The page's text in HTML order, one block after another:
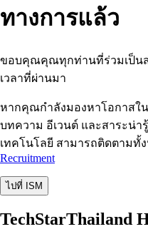
ทางการแล้ว
ขอบคุณคุณทุกท่านที่ร่วมเป็นส่
เวลาที่ผ่านมา
หากคุณกำลังมองหาโอกาสใ
บทความ อีเวนต์ และสาระน่า
เทคโนโลยี สามารถติดตามทั้
Recruitment
ไปที่ ISM
TechStarThailand